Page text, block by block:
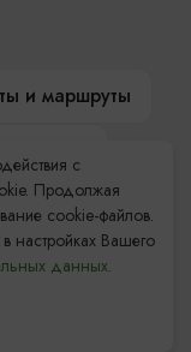
и маршруты
с
Продолжая
cookie-файлов.
настройках Вашего
данных.